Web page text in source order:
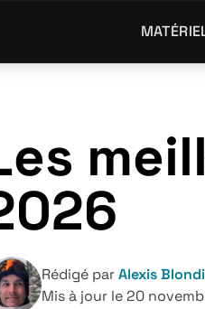
Rédigé parAlexis
Mis à jour le 20